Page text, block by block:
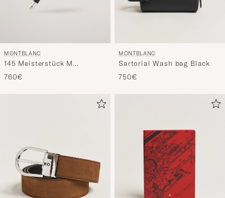
MONTBLANC
145 Meisterstück M
Fountain Pen Platinum Line
760€
MONTBLANC
Sartorial Wash bag Black
750€